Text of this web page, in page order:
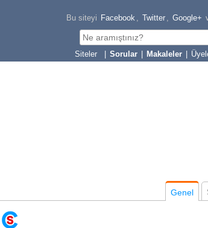
Bu siteyi Facebook , Twitter , Google+
Sorular Makaleler
Genel